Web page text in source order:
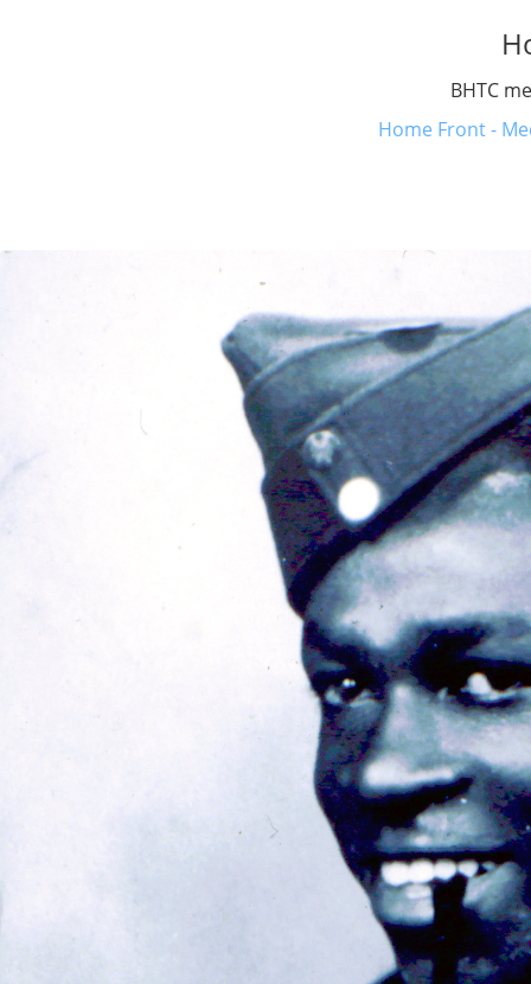
BHTC
Home Front -